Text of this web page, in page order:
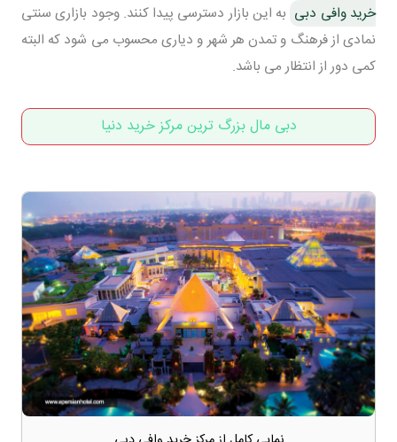
خرید وافی دبی به این بازار دسترسی پیدا کنند. وجود بازاری سنتی
نمادی از فرهنگ و تمدن هر شهر و دیاری محسوب می شود که البته
کمی دور از انتظار می باشد.
دبی مال بزرگ ترین مرکز خرید دنیا